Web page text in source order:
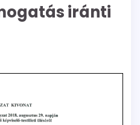
iránti